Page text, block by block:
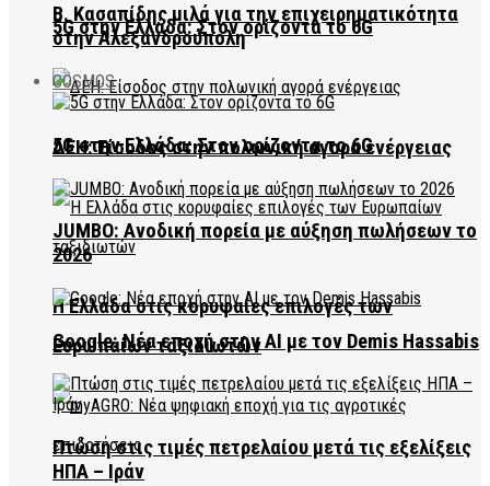
5G στην Ελλάδα: Στον ορίζοντα το 6G
ΔΕΗ: Είσοδος στην πολωνική αγορά ενέργειας
Η Ελλάδα στις κορυφαίες επιλογές των
Ευρωπαίων ταξιδιωτών
Β. Κασαπίδης μιλά για την επιχειρηματικότητα
στην Αλεξανδρούπολη
COSMOS
5G στην Ελλάδα: Στον ορίζοντα το 6G
JUMBO: Ανοδική πορεία με αύξηση πωλήσεων το
2026
Google: Νέα εποχή στην AI με τον Demis Hassabis
Πτώση στις τιμές πετρελαίου μετά τις εξελίξεις
ΗΠΑ – Ιράν